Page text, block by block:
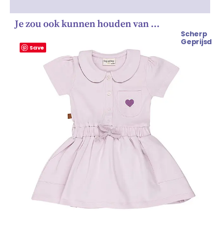
Je zou ook kunnen houden van …
Save
Scherp
Geprijsd
prijs
€ 33.99.
is:
€ 29.99.